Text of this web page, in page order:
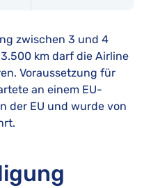
zwischen 3 und 4
km darf die Airline
Voraussetzung für
an einem EU-
der EU und wurde von